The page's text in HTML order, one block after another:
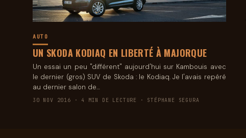
AUTO
UN SKODA KODIAQ EN LIBERTÉ À MAJORQUE
Un essai un peu "différent" aujourd'hui sur Kambouis avec
le dernier (gros) SUV de Skoda : le Kodiaq. Je l'avais repéré
au dernier salon de…
30 NOV 2016 · 4 MIN DE LECTURE · STÉPHANE SEGURA